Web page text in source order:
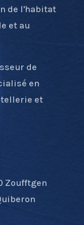
de l'habitat
et au
de
en
et
Zoufftgen